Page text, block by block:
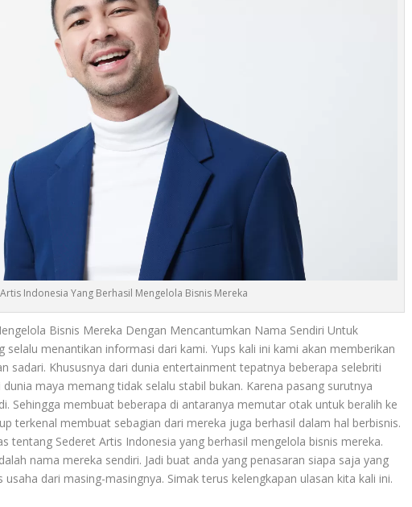
Indonesia Yang Berhasil Mengelola Bisnis Mereka
Bisnis Mereka Dengan Mencantumkan Nama Sendiri Untuk
selalu menantikan informasi dari kami. Yups kali ini kami akan memberikan
sadari. Khususnya dari dunia entertainment tepatnya beberapa selebriti
maya memang tidak selalu stabil bukan. Karena pasang surutnya
Sehingga membuat beberapa di antaranya memutar otak untuk beralih ke
terkenal membuat sebagian dari mereka juga berhasil dalam hal berbisnis.
tentang Sederet Artis Indonesia yang berhasil mengelola bisnis mereka.
nama mereka sendiri. Jadi buat anda yang penasaran siapa saja yang
dari masing-masingnya. Simak terus kelengkapan ulasan kita kali ini.